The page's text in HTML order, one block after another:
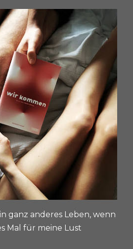
ganz anderes Leben, wenn
Mal für meine Lust